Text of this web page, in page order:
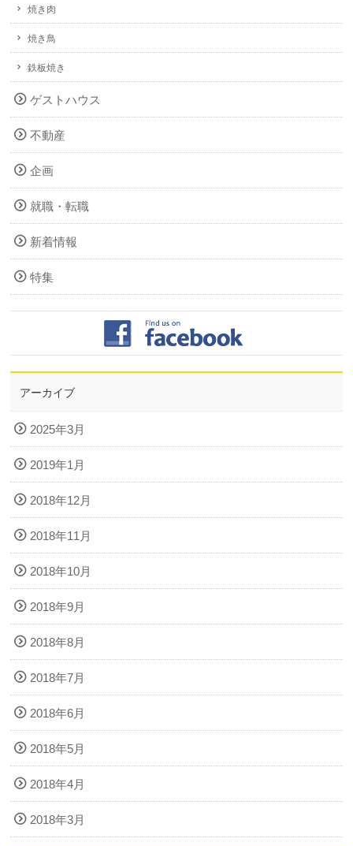
焼き肉
焼き鳥
鉄板焼き
ゲストハウス
不動産
企画
就職・転職
新着情報
特集
アーカイブ
2025年3月
2019年1月
2018年12月
2018年11月
2018年10月
2018年9月
2018年8月
2018年7月
2018年6月
2018年5月
2018年4月
2018年3月